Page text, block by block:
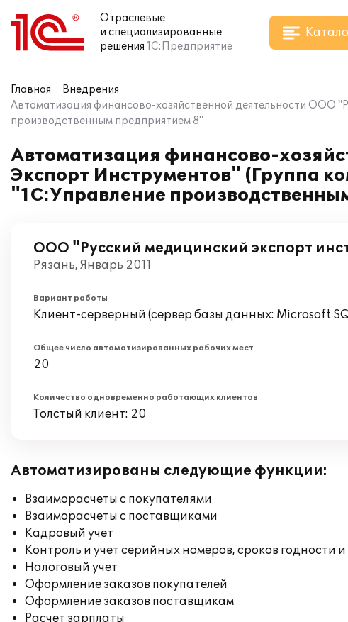
Отраслевые
и специализированные
решения 1С:Предприятие
Главная
Внедрения
Автоматизация финансово-хозяйственной деятельности ООО
производственным предприятием 8"
Автоматизация финансово-
Экспорт Инструментов" (Группа
"1С:Управление
ООО "Русский медицинский экспорт
Рязань, Январь 2011
Вариант работы
Клиент-серверный (сервер базы данных: Microsoft
Общее число автоматизированных рабочих мест
20
Количество одновременно работающих клиентов
Толстый клиент: 20
Автоматизированы следующие функции:
Взаиморасчеты с покупателями
Взаиморасчеты с поставщиками
Кадровый учет
Контроль и учет серийных номеров, сроков годности
Налоговый учет
Оформление заказов покупателей
Оформление заказов поставщикам
Расчет зарплаты